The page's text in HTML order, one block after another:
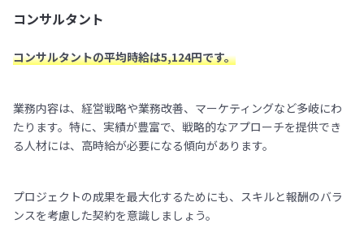
コンサルタント
コンサルタントの平均時給は5,124円です。
業務内容は、経営戦略や業務改善、マーケティングなど多岐にわ
たります。特に、実績が豊富で、戦略的なアプローチを提供でき
る人材には、高時給が必要になる傾向があります。
プロジェクトの成果を最大化するためにも、スキルと報酬のバラ
ンスを考慮した契約を意識しましょう。